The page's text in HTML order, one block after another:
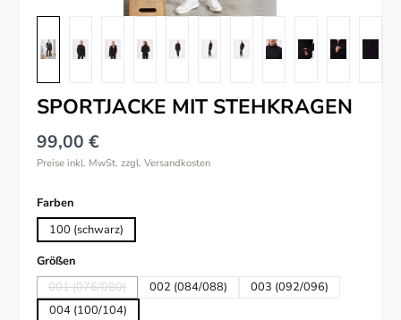
SPORTJACKE MIT STEHKRAGEN
99,00 €
Preise inkl. MwSt. zzgl. Versandkosten
Farbenauswählen
100 (schwarz)
Größenauswählen
001 (076/080)(Diese Option ist zurzeit nicht verfügbar.)
002 (084/088)
003 (092/096)
004 (100/104)